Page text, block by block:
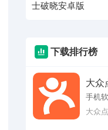
士破晓安卓版
下载排行榜
大众
手机
大众